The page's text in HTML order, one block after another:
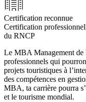
Certification reconnue
Certification
du RNCP
Le MBA Management de
professionnels qui
projets touristiques à
des compétences en
MBA, ta carrière pourra
et le tourisme mondial.